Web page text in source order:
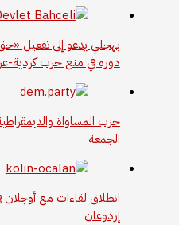
بهجلي يدعو إلى تفعيل
دوره في منع حرب كردية-
حزب المساواة
الجمعة
انطلاق لقاءات مع
إردوغان